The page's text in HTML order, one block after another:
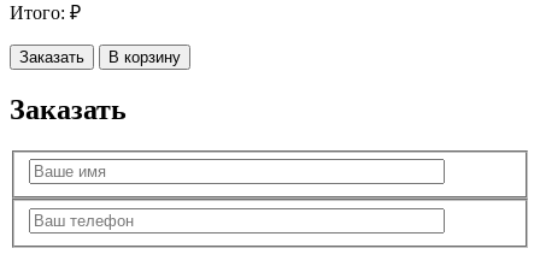
Итого: ₽
Заказать В корзину
Заказать